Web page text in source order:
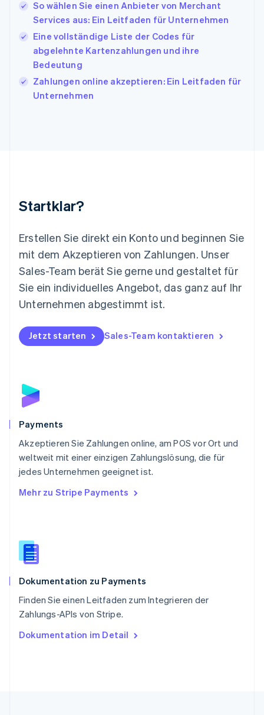
So wählen Sie einen Anbieter von Merchant
Services aus: Ein Leitfaden für Unternehmen
Eine vollständige Liste der Codes für
abgelehnte Kartenzahlungen und ihre
Bedeutung
Zahlungen online akzeptieren: Ein Leitfaden für
Unternehmen
Startklar?
Erstellen Sie direkt ein Konto und beginnen Sie
mit dem Akzeptieren von Zahlungen. Unser
Sales-Team berät Sie gerne und gestaltet für
Sie ein individuelles Angebot, das ganz auf Ihr
Unternehmen abgestimmt ist.
Jetzt starten Sales-Team kontaktieren
Payments
Akzeptieren Sie Zahlungen online, am POS vor Ort und
weltweit mit einer einzigen Zahlungslösung, die für
jedes Unternehmen geeignet ist.
Mehr zu Stripe Payments
Dokumentation zu Payments
Finden Sie einen Leitfaden zum Integrieren der
Zahlungs-APIs von Stripe.
Dokumentation im Detail
EnglishFrançais
Kroatien
EnglishItaliano
Lettland
Liechtenstein
DeutschEnglish
Mexiko
English
Niederlande
Nederlands English
Norwegen
English
Österreich
Polen
English
Portugal
Schweden
Schweiz
Singapur
English简体中文
Slowakei
Slowenien
English
Spanien
Thailand
Tschechische Republik
English
English